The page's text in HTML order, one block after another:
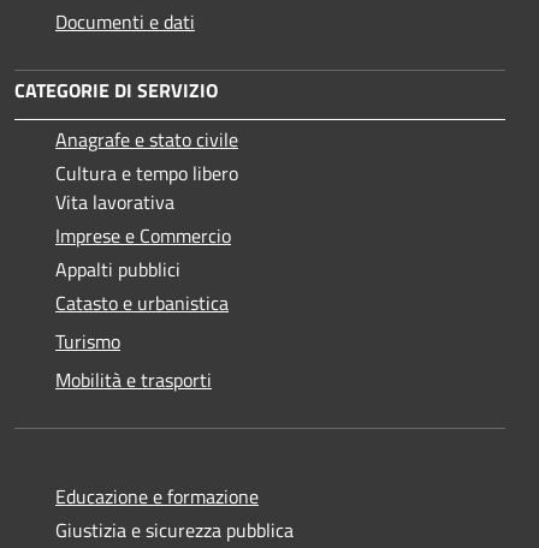
Documenti e dati
CATEGORIE DI SERVIZIO
Anagrafe e stato civile
Cultura e tempo libero
Vita lavorativa
Imprese e Commercio
Appalti pubblici
Catasto e urbanistica
Turismo
Mobilità e trasporti
Educazione e formazione
Giustizia e sicurezza pubblica